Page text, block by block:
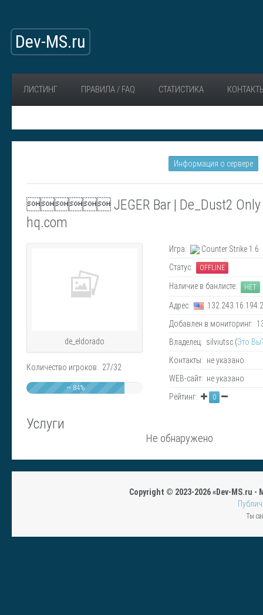
Dev-MS.ru
ЛИСТИНГ ПРАВИЛА / FAQ СТАТИСТИКА
Информация о сервере
 JEGER Bar | De_Dust2 Only
hq.com
de_eldorado
Количество игроков: 27/32
~ 84%
Игра:
Counter Strike 1.6
Статус:
OFFLINE
Наличие в банлисте: НЕТ
Адрес:
Добавлен в мониторинг:
Владелец: silviutsc (Это
Контакты: не указано
WEB-сайт: не указано
Рейтинг:
0
Услуги
Не обнаружено
Copyright © 2023-2026 «Dev-MS.ru -
Ты